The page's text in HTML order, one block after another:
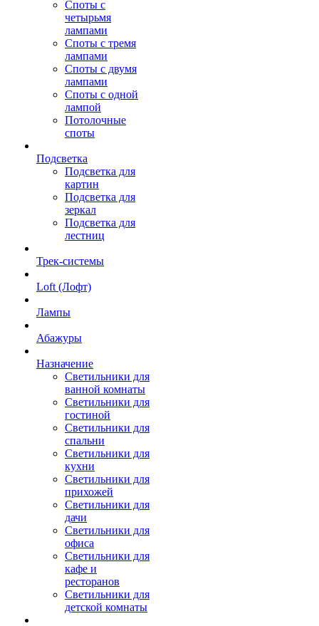
Споты с
четырьмя
лампами
Споты с тремя
лампами
Споты с двумя
лампами
Споты с одной
лампой
Потолочные
споты
Подсветка
Подсветка для
картин
Подсветка для
зеркал
Подсветка для
лестниц
Трек-системы
Loft (Лофт)
Лампы
Абажуры
Назначение
Светильники для
ванной комнаты
Светильники для
гостиной
Светильники для
спальни
Светильники для
кухни
Светильники для
прихожей
Светильники для
дачи
Светильники для
офиса
Светильники для
кафе и
ресторанов
Светильники для
детской комнаты